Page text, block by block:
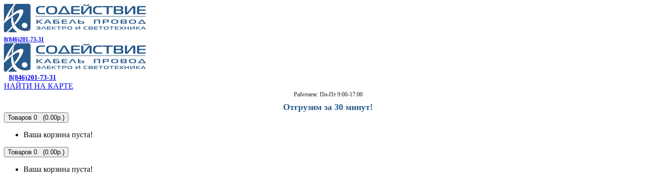
8(846)201-73-31
8(846)201-73-31
НАЙТИ НА КАРТЕ
Работаем: Пн-Пт 9:00-17:00
Отгрузим за 30 минут!
Товаров 0 (0.00р.)
Ваша корзина пуста!
Товаров 0 (0.00р.)
Ваша корзина пуста!